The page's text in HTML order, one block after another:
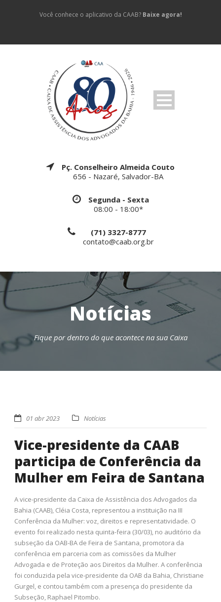
Você conhece o aplicativo da CAAB? Baixe agora!
Pç. Conselheiro Almeida Couto
656 - Nazaré, Salvador-BA
Segunda - Sexta
08:00 - 18:00*
(71) 3327-8777
contato@caab.org.br
Notícias
Fique por dentro do que acontece na sua Caixa
01 abr 2023 Notícias
Vice-presidente da CAAB
participa de Conferência da
Mulher em Feira de Santana
A vice-presidente da Caixa de Assistência dos Advogados da
Bahia (CAAB), Cléia Costa, representou a instituição na III
Conferência da Mulher: voz, direitos e representatividade. O
evento foi realizado nesta quinta-feira (30/03), no auditório da
subseção da OAB-BA de Feira de Santana, promotora da
conferência em parceria com as comissões da Mulher
Advogada e de Proteção aos Direitos da Mulher. A conferência
foi conduzida pela vice-presidente da OAB da Bahia, Christiane
Gurgel, e contou também com a presença do presidente da
Subseção, Raphael Pitombo.